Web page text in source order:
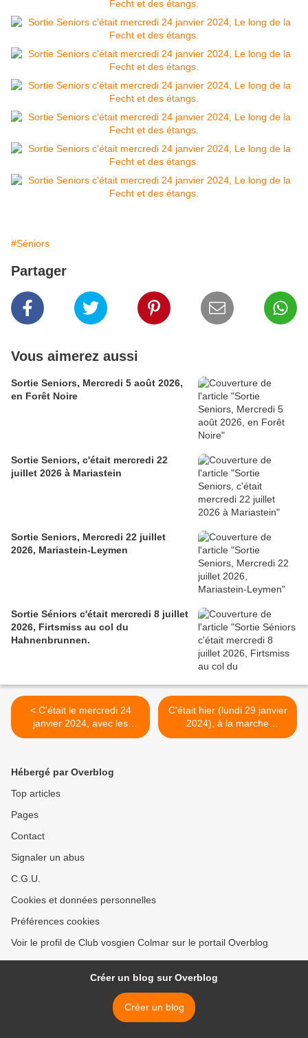
#Séniors
Partager
Vous aimerez aussi
Sortie Seniors, Mercredi 5 août 2026,
en Forêt Noire
Sortie Seniors, c'était mercredi 22
juillet 2026 à Mariastein
Sortie Seniors, Mercredi 22 juillet
2026, Mariastein-Leymen
Sortie Séniors c'était mercredi 8 juillet
2026, Firtsmiss au col du
Hahnenbrunnen.
< C'était le mercredi 24
janvier 2024, avec les
randonneurs, des hauteurs
C'était hier (lundi 29 janvier
2024), à la marche
nordique dans la forêt du
Hébergé par Overblog
Top articles
Pages
Contact
Signaler un abus
C.G.U.
Cookies et données personnelles
Préférences cookies
Voir le profil de Club vosgien Colmar sur le portail Overblog
Créer un blog sur Overblog
Créer un blog